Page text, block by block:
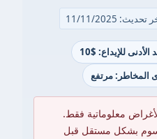
تحديث: 11/11/2025
الأدنى للإيداع: $10
المخاطر: مرتفع
معلوماتية فقط.
بشكل مستقل قبل